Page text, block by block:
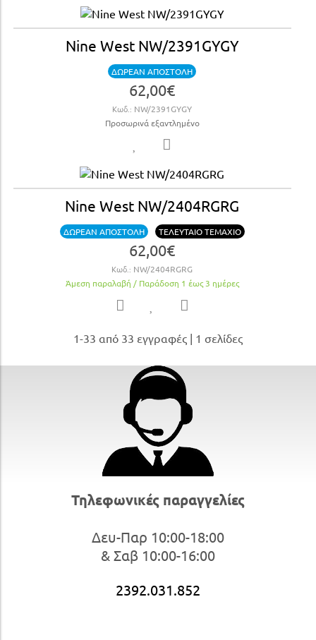
Nine West NW/2391GYGY
ΔΩΡΕΑΝ ΑΠΟΣΤΟΛΗ
62,00€
Κωδ.: NW/2391GYGY
Προσωρινά εξαντλημένο
Nine West NW/2404RGRG
ΔΩΡΕΑΝ ΑΠΟΣΤΟΛΗ ΤΕΛΕΥΤΑΙΟ ΤΕΜΑΧΙΟ
62,00€
Κωδ.: NW/2404RGRG
Άμεση παραλαβή / Παράδoση 1 έως 3 ημέρες
1-33 από 33 εγγραφές | 1 σελίδες
Τηλεφωνικές παραγγελίες
Δευ-Παρ 10:00-18:00
& Σαβ 10:00-16:00
2392.031.852